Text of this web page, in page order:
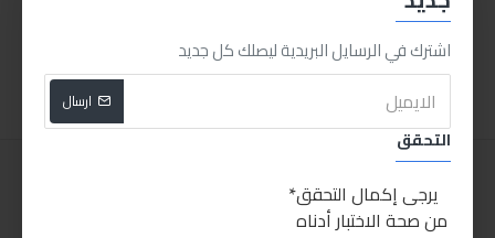
اشترك في الرسايل البريدية ليصلك كل جديد
ارسال
التحقق
يرجى إكمال التحقق
من صحة الاختبار أدناه
375.00LE
اضافة للسلة اضافة للسلة